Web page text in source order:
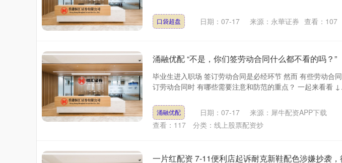
口袋超盘 日期：07-17 来源：永華证券 查看： 107
涌融优配 “不是，你们签劳动合同什么都不看的吗？”
毕业生进入职场 签订劳动合同是必经环节 然而 有些劳动合
订劳动合同时 有哪些需要注意和防范的重点？ 一起来看看
涌融优配 日期：07-17
来源：犀牛配资APP下载
查看： 117 分类： 线上股票配资炒
一片红配资 7-11便利店起诉耐克新鞋配色涉嫌抄袭